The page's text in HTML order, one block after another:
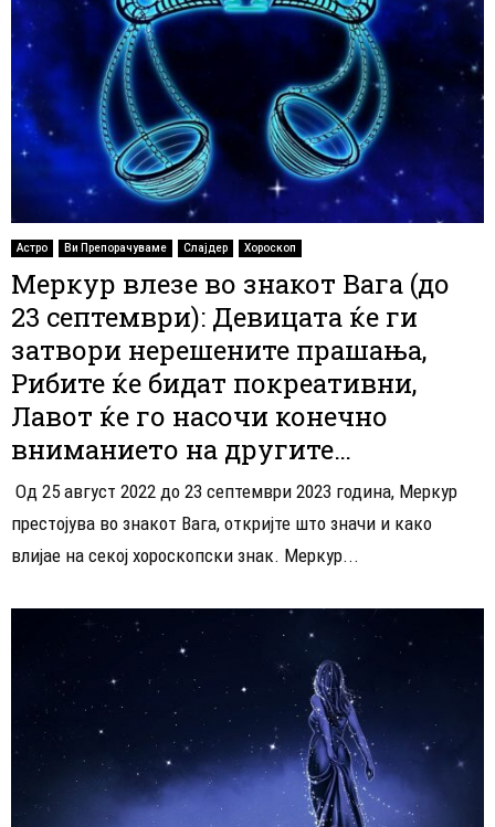
Астро Ви Препорачуваме Слајдер Хороскоп
Меркур влезе во знакот Вага (до
23 септември): Девицата ќе ги
затвори нерешените прашања,
Рибите ќе бидат покреативни,
Лавот ќе го насочи конечно
вниманието на другите…
Од 25 август 2022 до 23 септември 2023 година, Меркур
престојува во знакот Вага, откријте што значи и како
влијае на секој хороскопски знак. Меркур...